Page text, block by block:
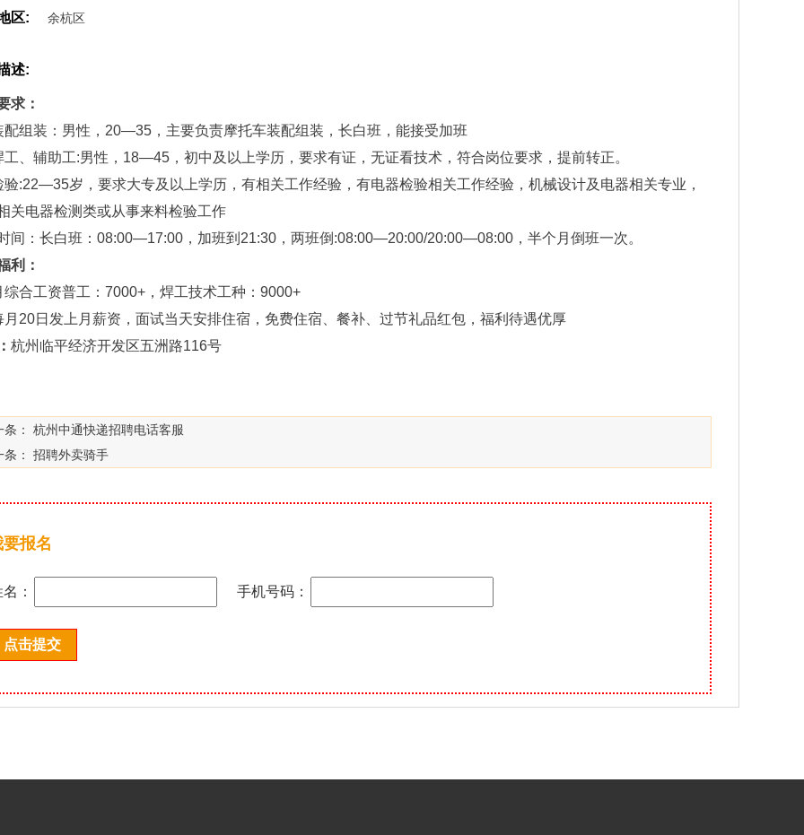
区: 余杭区
述:
求：
配组装：男性，20—35，主要负责摩托车装配组装，长白班，能接受加班
工、辅助工:男性，18—45，初中及以上学历，要求有证，无证看技术，符合岗位要求，提前转正。
验:22—35岁，要求大专及以上学历，有相关工作经验，有电器检验相关工作经验，机械设计及电器相关专业，
关电器检测类或从事来料检验工作
间：长白班：08:00—17:00，加班到21:30，两班倒:08:00—20:00/20:00—08:00，半个月倒班一次。
利：
综合工资普工：7000+，焊工技术工种：9000+
月20日发上月薪资，面试当天安排住宿，免费住宿、餐补、过节礼品红包，福利待遇优厚
杭州临平经济开发区五洲路116号
条： 杭州中通快递招聘电话客服
条： 招聘外卖骑手
要报名
： 手机号码：